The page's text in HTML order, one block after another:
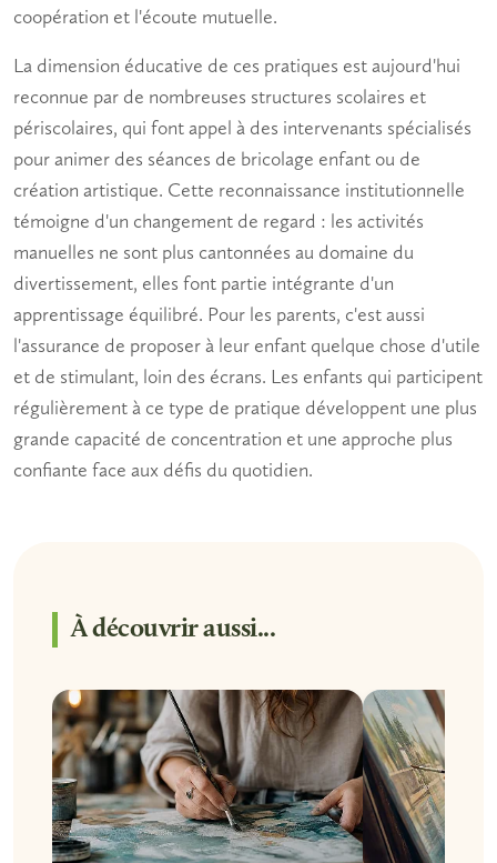
coopération et l'écoute mutuelle.
La dimension éducative de ces pratiques est aujourd'hui
reconnue par de nombreuses structures scolaires et
périscolaires, qui font appel à des intervenants spécialisés
pour animer des séances de bricolage enfant ou de
création artistique. Cette reconnaissance institutionnelle
témoigne d'un changement de regard : les activités
manuelles ne sont plus cantonnées au domaine du
divertissement, elles font partie intégrante d'un
apprentissage équilibré. Pour les parents, c'est aussi
l'assurance de proposer à leur enfant quelque chose d'utile
et de stimulant, loin des écrans. Les enfants qui participent
régulièrement à ce type de pratique développent une plus
grande capacité de concentration et une approche plus
confiante face aux défis du quotidien.
À découvrir aussi...